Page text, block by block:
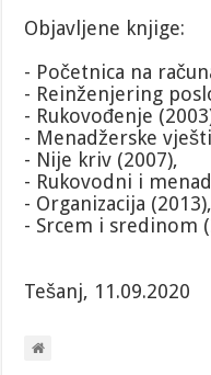
Objavljene knjige:
- Početnica na
- Reinženjering
- Rukovođenje
- Menadžerske
- Nije kriv (2007),
- Rukovodni i
- Organizacija (2013),
- Srcem i sredinom
Tešanj, 11.09.2020